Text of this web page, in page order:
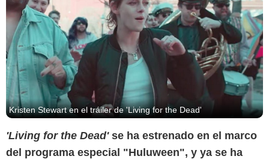
Kristen Stewart en el tráiler de 'Living for the Dead'
'Living for the Dead'se ha estrenado en el marco
del programa especial "Huluween", y ya se ha